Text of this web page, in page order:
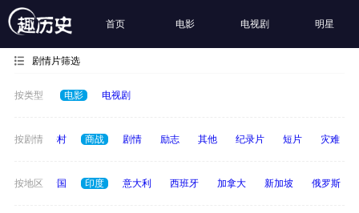
首页 电影 电视剧 明星
剧情片筛选
按类型 电影 电视剧
按剧情
历史 乡村 商战 剧情 励志 其他 纪录片 短片 灾难
按地区
德国 泰国 印度 意大利 西班牙 加拿大 新加坡 俄罗斯